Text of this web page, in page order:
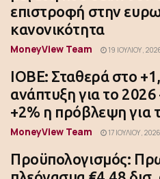
επιστροφή στην
κανονικότητα
MoneyView Team 19 ΙΟΥΛΊΟΥ,
ΙΟΒΕ: Σταθερά στο
ανάπτυξη για το 2026
+2% η πρόβλεψη για
MoneyView Team 17 ΙΟΥΛΊΟΥ, 2026
Προϋπολογισμός: